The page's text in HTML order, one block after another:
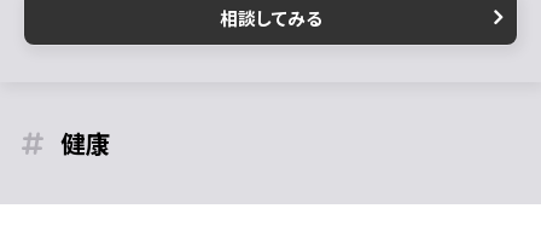
相談してみる
健康